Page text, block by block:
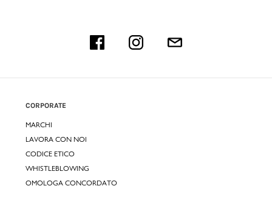
CORPORATE
MARCHI
LAVORA CON NOI
CODICE ETICO
WHISTLEBLOWING
OMOLOGA CONCORDATO